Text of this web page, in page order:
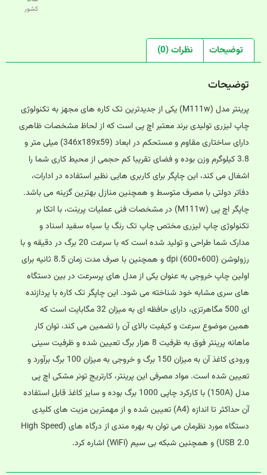
کشور
توضیحات نظرات (0)
توضیحات
پرینتر مدل (M111w) یکی از جدیدترین تک کاره های مجهز به تکنولوژی
چاپ لیزری تولیدی برند معتبر اچ پی است که از لحاظ مشخصات ظاهری
دارای ساختاری مقاوم و مستحکم در ابعاد (346x189x59) میلی متر و
3.8 کیلوگرم وزن بوده و فضای تقریبا کم حجمی از محیط کاری شما را
اشغال می کند، این چاپگر برای کاربری هایی نظیر استفاده در ادارات،
دفاتر دولتی با مصرف متوسط و همچنین منازل بهترین گزینه می باشد.
چاپگر اچ پی (M111w) در مشخصات فنی عملیات پرینت، با اتکا بر
تکنولوژی چاپ لیزری مختص چاپ تک رنگ یا سیاه سفید اسناد و
مدارک شما طراحی و تولید شده است که با سرعت 20 برگ در دقیقه و با
رزولوشن (600×600) dpi و همچنین با صرف مدت زمان 8.5 ثانیه برای
اولین چاپ خروجی به عنوان یکی از مدل های پرسرعت در بین دستگاه
های سری مشابه خود شناخته می شود. این چاپگر تک کاره با پردازنده
ای 500 مگاهرتزی، دارای حافظه ای به میزان 32 مگابایت است که
همین موضوع سرعت و کیفیت بالای آن را تضمین می کند، توان کار
ماهانه پرینتر فوق به ظرفیت 8 هزار برگ تعیین شده و ظرفیت سینی
ورودی کاغذ آن به میزان 150 برگ و خروجی به میزان 100 برگ برآورد و
تعیین شده است. مواد مصرفی این پرینتر، کارتریج تونر مشکی اچ پی
مدل (150A) با کارکرد چاپی 1000 برگ بوده و سایز کاغذ قابل استفاده
آن حداکثر تا اندازه (A4) تعیین شده و از مهمترین مزیت های کلیدی
دستگاه مورد نظرمان می توان به بهره مندی از درگاه های (High Speed
USB 2.0) و همچنین شبکه بی سیم (WiFi) اشاره کرد.